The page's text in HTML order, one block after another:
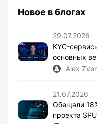
Новое в блогах
29.07.2026
KYC-
основных
Alex
21.07.2026
Обещали
проекта